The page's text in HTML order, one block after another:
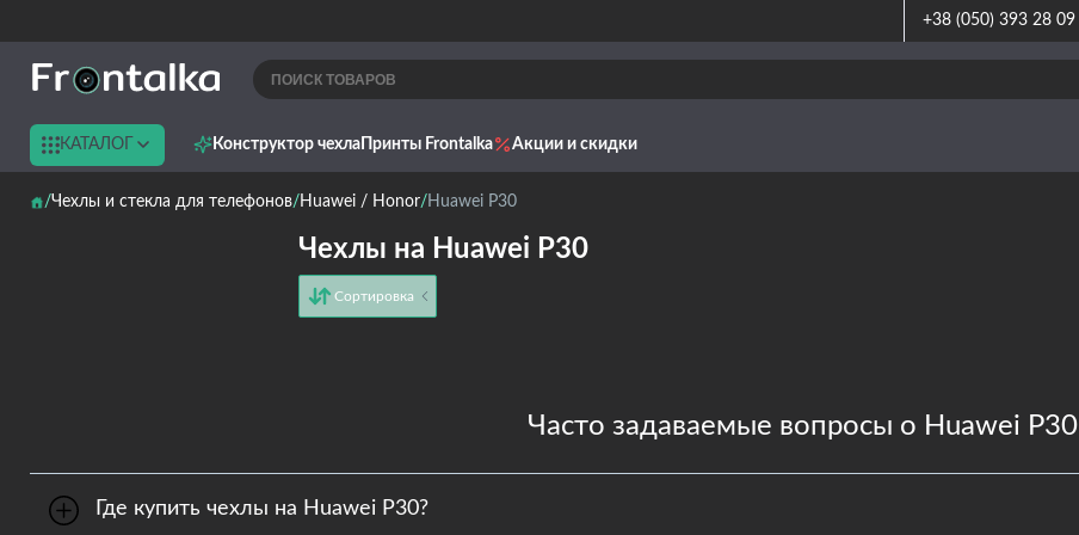
+38 (050) 393 28 09
КАТАЛОГ Конструктор чехла Принты Frontalka Акции и скидки
Чехлы и стекла для телефонов Huawei / Honor Huawei P30
Чехлы на Huawei P30
Сортировка
Часто задаваемые вопросы о Huawei P30
Где купить чехлы на Huawei P30?